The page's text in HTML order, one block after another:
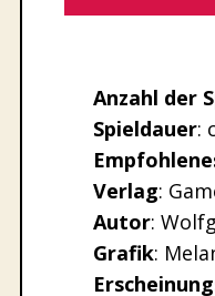
Anzahl der
Spieldauer:
Verlag:
Autor:
Grafik: